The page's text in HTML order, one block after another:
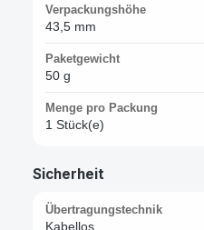
Verpackungshöhe
43,5 mm
Paketgewicht
50 g
Menge pro Packung
1 Stück(e)
Sicherheit
Übertragungstechnik
Kabellos